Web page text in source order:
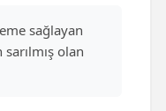
sağlayan
olan